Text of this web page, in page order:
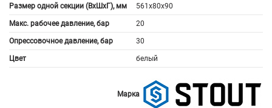
Размер одной секции (ВхШхГ), мм 561x80x90
Макс. рабочее давление, бар 20
Опрессовочное давление, бар 30
Цвет белый
Марка